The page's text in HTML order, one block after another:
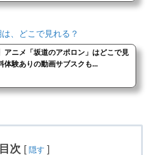
、どこで見れる？
アニメ「坂道のアポロン」はどこで見
体験ありの動画サブスクも...
目次 [ 隠す ]